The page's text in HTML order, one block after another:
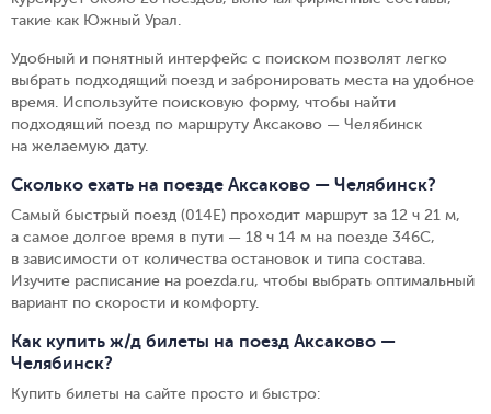
такие как Южный Урал.
Удобный и понятный интерфейс с поиском позволят легко
выбрать подходящий поезд и забронировать места на удобное
время. Используйте поисковую форму, чтобы найти
подходящий поезд по маршруту Аксаково — Челябинск
на желаемую дату.
Сколько ехать на поезде Аксаково — Челябинск?
Самый быстрый поезд (014Е) проходит маршрут за 12 ч 21 м,
а самое долгое время в пути — 18 ч 14 м на поезде 346С,
в зависимости от количества остановок и типа состава.
Изучите расписание на poezda.ru, чтобы выбрать оптимальный
вариант по скорости и комфорту.
Как купить ж/д билеты на поезд Аксаково —
Челябинск?
Купить билеты на сайте просто и быстро: